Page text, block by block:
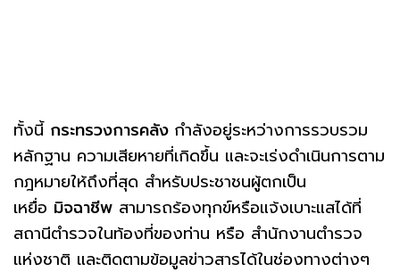
ทั้งนี้ กระทรวงการคลัง กำลังอยู่ระหว่างการรวบรวม
หลักฐาน ความเสียหายที่เกิดขึ้น และจะเร่งดำเนินการตาม
กฎหมายให้ถึงที่สุด สำหรับประชาชนผู้ตกเป็น
เหยื่อ มิจฉาชีพ สามารถร้องทุกข์หรือแจ้งเบาะแสได้ที่
สถานีตำรวจในท้องที่ของท่าน หรือ สำนักงานตำรวจ
แห่งชาติ และติดตามข้อมูลข่าวสารได้ในช่องทางต่างๆ